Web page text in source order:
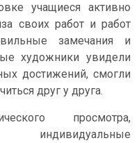
учащиеся активно
своих работ и работ
замечания и
художники увидели
достижений, смогли
друг у друга.
просмотра,
индивидуальные